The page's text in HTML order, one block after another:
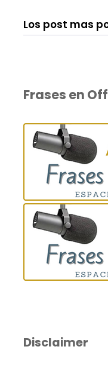
Los post mas
Frases en Off
Disclaimer